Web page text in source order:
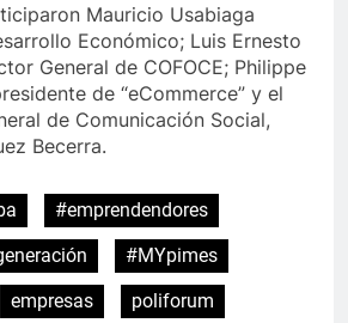
Mauricio Usabiaga
Económico; Luis Ernesto
General de COFOCE; Philippe
de “eCommerce” y el
de Comunicación Social,
Becerra.
#emprendendores
#MYpimes
empresas poliforum